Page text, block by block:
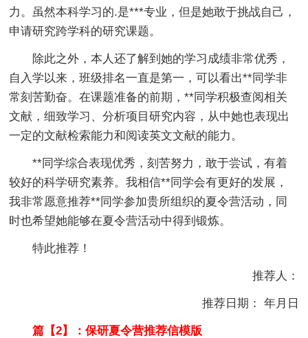
力。虽然本科学习的.是***专业，但是她敢于挑战自己，
申请研究跨学科的研究课题。
除此之外，本人还了解到她的学习成绩非常优秀，
自入学以来，班级排名一直是第一，可以看出**同学非
常刻苦勤奋。在课题准备的前期，**同学积极查阅相关
文献，细致学习、分析项目研究内容，从中她也表现出
一定的文献检索能力和阅读英文文献的能力。
**同学综合表现优秀，刻苦努力，敢于尝试，有着
较好的科学研究素养。我相信**同学会有更好的发展，
我非常愿意推荐**同学参加贵所组织的夏令营活动，同
时也希望她能够在夏令营活动中得到锻炼。
特此推荐！
推荐人：
推荐日期： 年月日
篇【2】：保研夏令营推荐信模版